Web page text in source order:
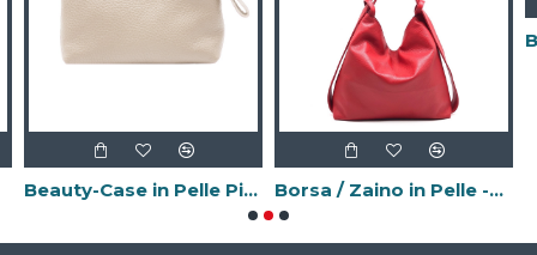
Beauty-Case in Pelle Piccolo -Made in Italy- Borsa / Zaino in Pelle -Made in Italy-